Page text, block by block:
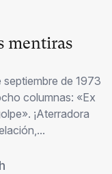
mentiras
septiembre de 1973
columnas: «Ex
¡Aterradora